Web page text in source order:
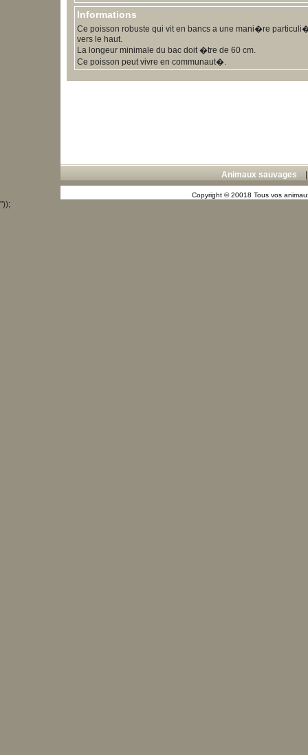
Informations
Ce poisson robuste qui vit en bancs a une mani�re
vers le haut.
La longeur minimale du bac doit �tre de 60 cm.
Ce poisson peut vivre en communaut�.
Animaux sauvages
Copyright © 20018 Tous vos
"));